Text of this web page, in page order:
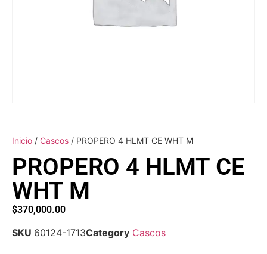
Inicio / Cascos / PROPERO 4 HLMT CE WHT M
PROPERO 4 HLMT CE
WHT M
$370,000.00
SKU 60124-1713Category Cascos